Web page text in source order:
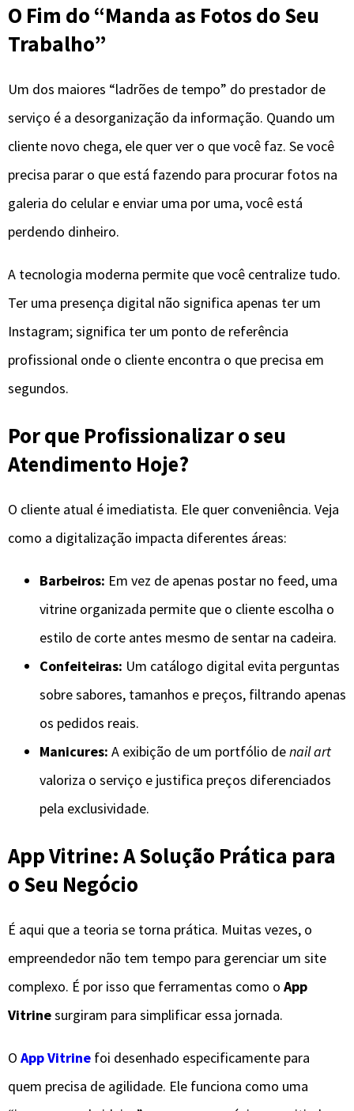
O Fim do “Manda as Fotos do Seu
Trabalho”
Um dos maiores “ladrões de tempo” do prestador de
serviço é a desorganização da informação. Quando um
cliente novo chega, ele quer ver o que você faz. Se você
precisa parar o que está fazendo para procurar fotos na
galeria do celular e enviar uma por uma, você está
perdendo dinheiro.
A tecnologia moderna permite que você centralize tudo.
Ter uma presença digital não significa apenas ter um
Instagram; significa ter um ponto de referência
profissional onde o cliente encontra o que precisa em
segundos.
Por que Profissionalizar o seu
Atendimento Hoje?
O cliente atual é imediatista. Ele quer conveniência. Veja
como a digitalização impacta diferentes áreas:
Barbeiros: Em vez de apenas postar no feed, uma
vitrine organizada permite que o cliente escolha o
estilo de corte antes mesmo de sentar na cadeira.
Confeiteiras: Um catálogo digital evita perguntas
sobre sabores, tamanhos e preços, filtrando apenas
os pedidos reais.
Manicures: A exibição de um portfólio denail art
valoriza o serviço e justifica preços diferenciados
pela exclusividade.
App Vitrine: A Solução Prática para
o Seu Negócio
É aqui que a teoria se torna prática. Muitas vezes, o
empreendedor não tem tempo para gerenciar um site
complexo. É por isso que ferramentas como o App
Vitrinesurgiram para simplificar essa jornada.
O App Vitrine foi desenhado especificamente para
quem precisa de agilidade. Ele funciona como uma